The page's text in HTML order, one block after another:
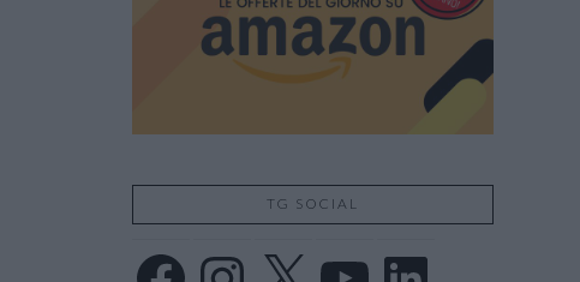
TG SOCIAL
Facebook Instagram YouTube LinkedIn